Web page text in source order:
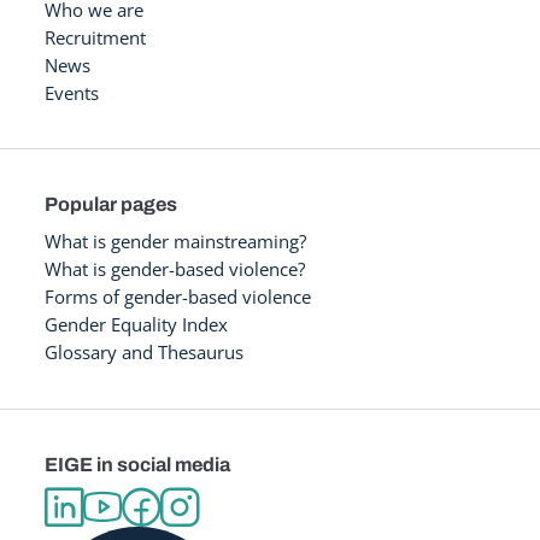
Who we are
Recruitment
News
Events
Popular pages
What is gender mainstreaming?
What is gender-based violence?
Forms of gender-based violence
Gender Equality Index
Glossary and Thesaurus
EIGE in social media